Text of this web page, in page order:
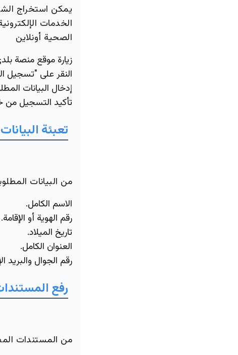
يمكن استخراج
الخدمات
الصحية أونلاين
زيارة موقع منصة
النقر على "تسجيل
إدخال البيانات
تأكيد التسجيل من
تعبئة البيانات
من البيانات
الاسم الكامل.
رقم الهوية أو الإقامة.
تاريخ الميلاد.
العنوان الكامل.
رقم الجوال والبريد
رفع
من المستندات